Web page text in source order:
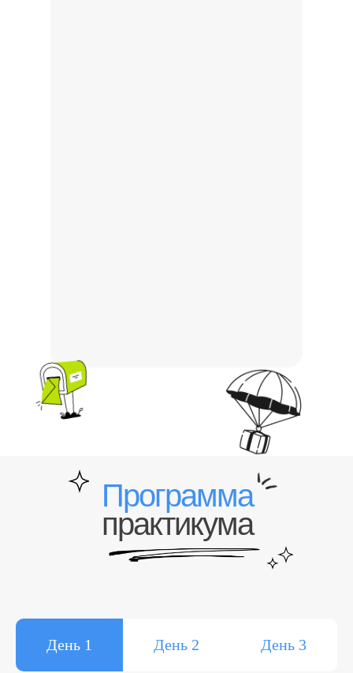
Программа
практикума
День 1 День 2 День 3